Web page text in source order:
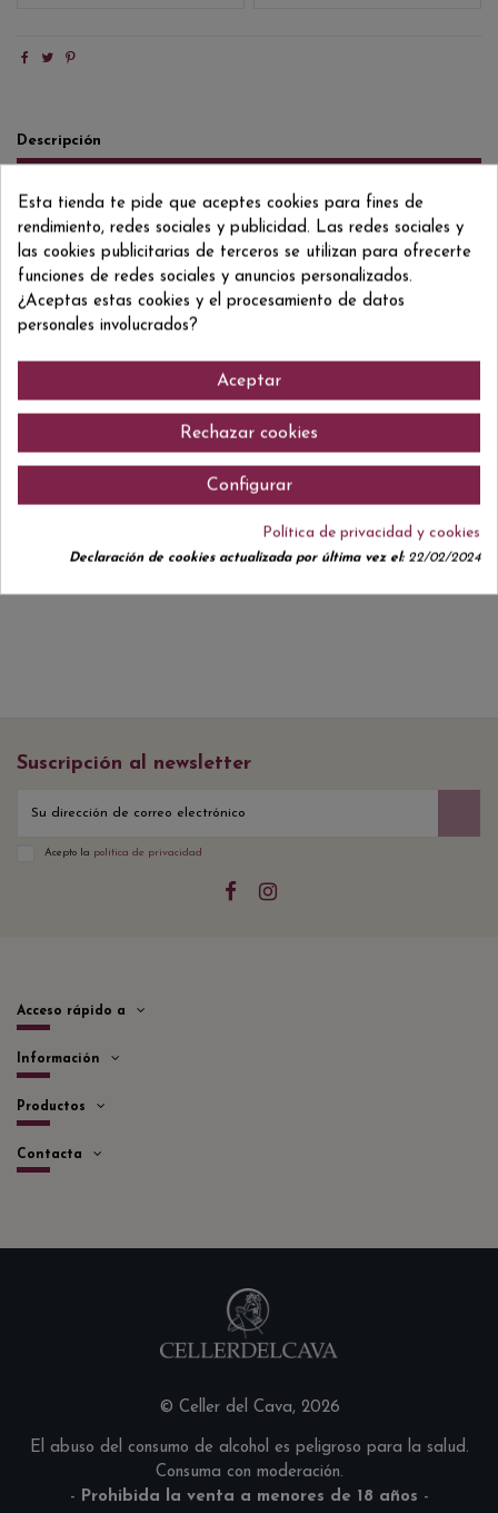
Descripción
Reviews(0)
Shhhh.... Que no lo oigan los escoceses, también hay muy buenos Whiskys
en Gales, y este es el mejor ejemplo de ello. Madurado en barricas de
bourbon y de Madeira mezcla asombrosas notas frutales con un carácter
Comentarios (0)
No hay reseñas de clientes en este momento.
Suscripción al newsletter
Acepto la política de privacidad
Acceso rápido a
Información
Productos
Contacta
© Celler del Cava, 2026
El abuso del consumo de alcohol es peligroso para la salud.
Consuma con moderación.
- Prohibida la venta a menores de 18 años -
Esta tienda te pide que aceptes cookies para fines de
rendimiento, redes sociales y publicidad. Las redes sociales y
las cookies publicitarias de terceros se utilizan para ofrecerte
funciones de redes sociales y anuncios personalizados.
¿Aceptas estas cookies y el procesamiento de datos
personales involucrados?
Aceptar
Rechazar cookies
Configurar
Política de privacidad y cookies
Declaración de cookies actualizada por última vez el:22/02/2024